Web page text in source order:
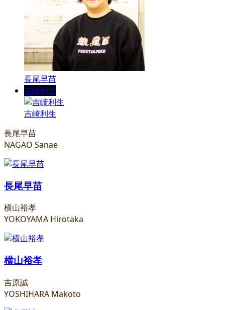
長尾早苗
吉崎利生
吉崎利生
長尾早苗
NAGAO Sanae
長尾早苗
横山裕孝
YOKOYAMA Hirotaka
横山裕孝
吉原誠
YOSHIHARA Makoto